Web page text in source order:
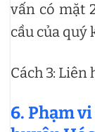
vấn có mặt
cầu của quý
Cách 3:
6. Phạm